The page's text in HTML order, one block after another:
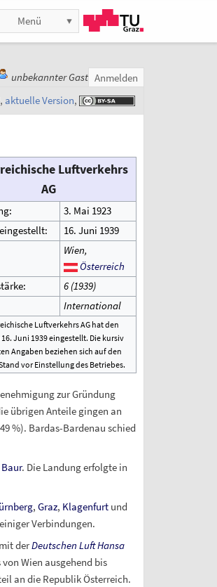
Menü
unbekannter Gast Anmelden
, aktuelle Version,
Luftverkehrs
AG
3. Mai 1923
16. Juni 1939
Wien,
Österreich
6 (1939)
International
Luftverkehrs AG hat den
Juni 1939 eingestellt. Die kursiv
Angaben beziehen sich auf den
vor Einstellung des Betriebes.
zur Gründung
übrigen Anteile gingen an
%). Bardas-Bardenau schied
. Die Landung erfolgte in
, Graz, Klagenfurtund
Verbindungen.
derDeutschen Luft Hansa
Wien ausgehend bis
an die Republik Österreich.